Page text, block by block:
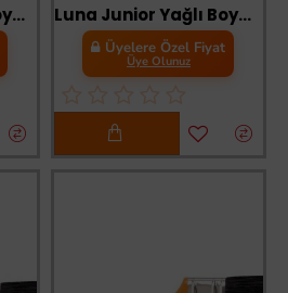
Luna Junior Yağlı Boya Fırçası No:1 Luna Junior Yağlı Boya Fırçası No:1,5
Üyelere Özel Fiyat
Üye Olunuz